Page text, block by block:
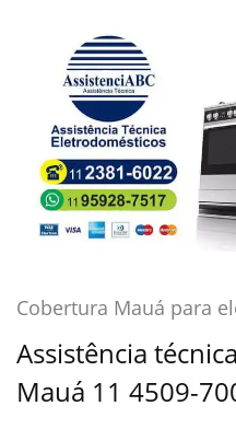
Cobertura Mauá para
Assistência
Mauá 11 4509-